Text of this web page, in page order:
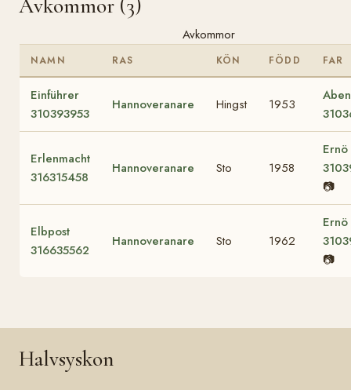
Avkommor (3)
Avkommor
NAMN RAS KÖN FÖDD FAR
Einführer
310393953
Hannoveranare Hingst 1953
Erlenmacht
316315458
Hannoveranare Sto 1958
Ernö
📷
Elbpost
316635562
Hannoveranare Sto 1962
Ernö
📷
Halvsyskon